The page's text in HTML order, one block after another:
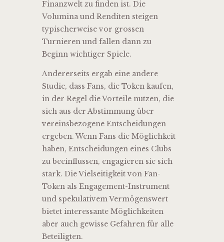
Finanzwelt zu finden ist. Die
Volumina und Renditen steigen
typischerweise vor grossen
Turnieren und fallen dann zu
Beginn wichtiger Spiele.
Andererseits ergab eine andere
Studie, dass Fans, die Token kaufen,
in der Regel die Vorteile nutzen, die
sich aus der Abstimmung über
vereinsbezogene Entscheidungen
ergeben. Wenn Fans die Möglichkeit
haben, Entscheidungen eines Clubs
zu beeinflussen, engagieren sie sich
stark. Die Vielseitigkeit von Fan-
Token als Engagement-Instrument
und spekulativem Vermögenswert
bietet interessante Möglichkeiten
aber auch gewisse Gefahren für alle
Beteiligten.